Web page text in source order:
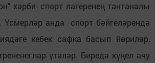
хәрби- спорт лагеренең тантаналы
анда спорт бәйгеләрендә
кебек сафка басып йөриләр,
үтәләр. Биредә күңел ачу